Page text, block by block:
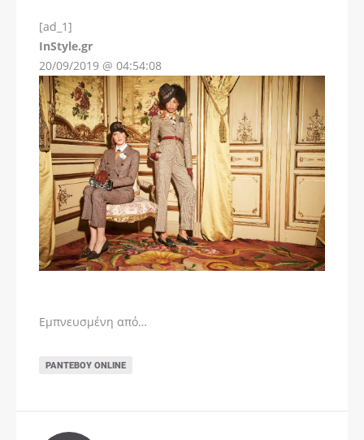
[ad_1]
InStyle.gr
20/09/2019 @ 04:54:08
Εμπνευσμένη από…
ΡΑΝΤΕΒΟΎ ONLINE